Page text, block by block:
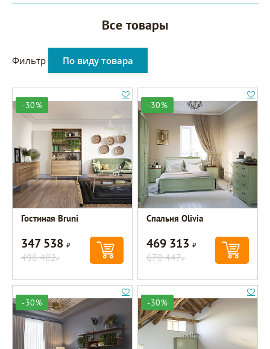
Все товары
Фильтр По виду товара
-30%
Гостиная Bruni
347 538Р
496 482Р
-30%
Спальня Olivia
469 313Р
670 447Р
-30% -30%